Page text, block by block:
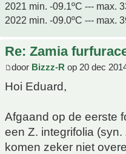
2021 min. -09.1ºC --- max.
2022 min. -09.0ºC --- max.
Re: Zamia
door Bizzz-R op 20 dec
Hoi Eduard,
Afgaand op de eerste
een Z. integrifolia
komen zeker niet